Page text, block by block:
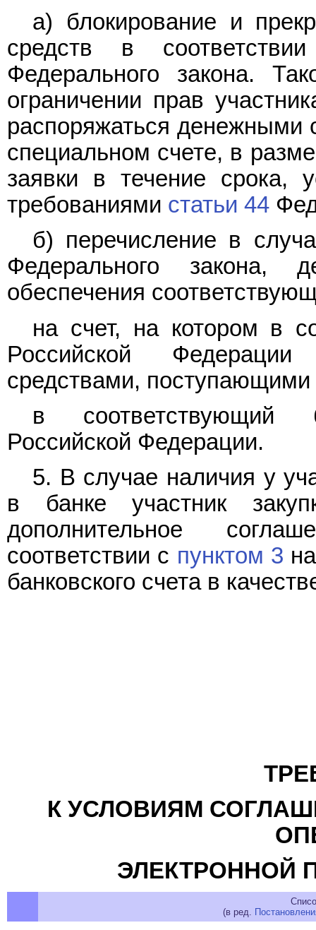
а) блокирование и
средств в
Федерального закона.
ограничении прав
распоряжаться денежными
специальном счете, в
заявки в течение срока,
требованиями статьи 44
б) перечисление в
Федерального закона,
обеспечения
на счет, на котором в
Российской
средствами, поступающими
в соответствующий
Российской Федерации.
5. В случае наличия у
в банке участник
дополнительное
соответствии с пунктом 3
банковского счета в
К УСЛОВИЯМ
ЭЛЕКТРОННОЙ
(в ред.